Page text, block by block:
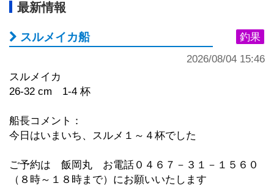
年間有効
最新情報
釣果
スルメイカ船
2026/08/04 15:46
スルメイカ
26-32 cm 1-4 杯
船長コメント：
今日はいまいち、スルメ１～４杯でした
ご予約は 飯岡丸 お電話０４６７－３１－１５６０
（８時～１８時まで）にお願いいたします